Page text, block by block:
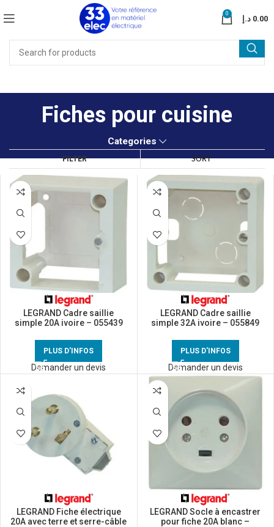
0
0.00 د.إ
Fiches pour cuisine
Categories
FILTER
LEGRAND Cadre saillie
simple 20A ivoire – 055439
PLUS D'INFOS
Demander un devis
LEGRAND Cadre saillie
simple 32A ivoire – 055849
PLUS D'INFOS
Demander un devis
LEGRAND Fiche électrique
20A avec terre et serre-câble
LEGRAND Socle à encastrer
pour fiche 20A blanc –